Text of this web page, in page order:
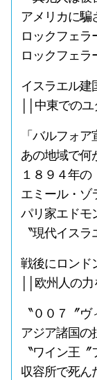
アメリカに
ロックフェ
ロックフェ
イスラエル
││中東での
「バルフォ
あの地域で
１８９４年
エミール・
パリ家エド
〝現代イス
戦後にロン
││欧州人の
〝００７〞
アジア諸国
〝ワイン王
収容所で死